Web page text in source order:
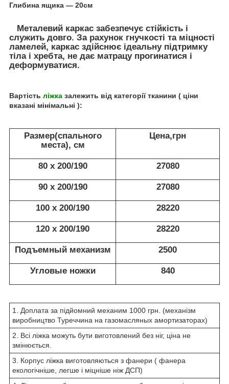
Глибина ящика ― 20см
Металевий каркас забезпечує стійкість і
служить довго. За рахунок гнучкості та міцності
ламелей, каркас здійснює ідеальну підтримку
тіла і хребта, не дає матрацу прогинатися і
деформуватися.
Вартість ліжка залежить від категорії тканини ( ціни
вказані мінімальні ):
Размер(спального
места), см
Цена,грн
80 х 200/190 27080
90 х 200/190 27080
100 х 200/190 28220
120 х 200/190 28220
Подъемный механизм 2500
Угловые ножки 840
1. Доплата за підйомний механим 1000 грн. (механізм
виробництво Туреччина на газомасляных амортизаторах)
2. Всі ліжка можуть бути виготовлений без ніг, ціна не
змінюється.
3. Корпус ліжка виготовляються з фанери ( фанера
екологічніше, легше і міцніше ніж ДСП)